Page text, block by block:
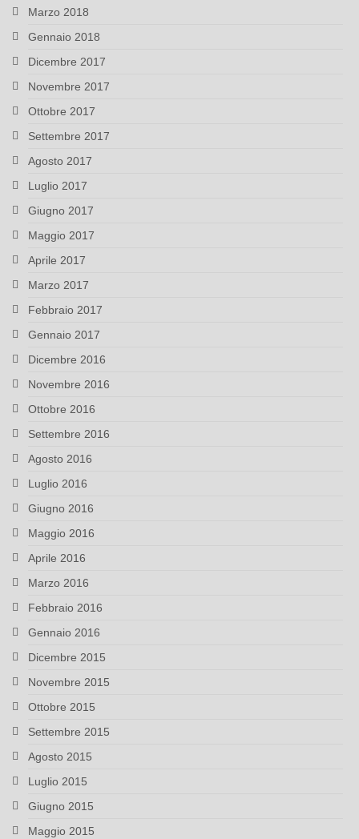
Marzo 2018
Gennaio 2018
Dicembre 2017
Novembre 2017
Ottobre 2017
Settembre 2017
Agosto 2017
Luglio 2017
Giugno 2017
Maggio 2017
Aprile 2017
Marzo 2017
Febbraio 2017
Gennaio 2017
Dicembre 2016
Novembre 2016
Ottobre 2016
Settembre 2016
Agosto 2016
Luglio 2016
Giugno 2016
Maggio 2016
Aprile 2016
Marzo 2016
Febbraio 2016
Gennaio 2016
Dicembre 2015
Novembre 2015
Ottobre 2015
Settembre 2015
Agosto 2015
Luglio 2015
Giugno 2015
Maggio 2015